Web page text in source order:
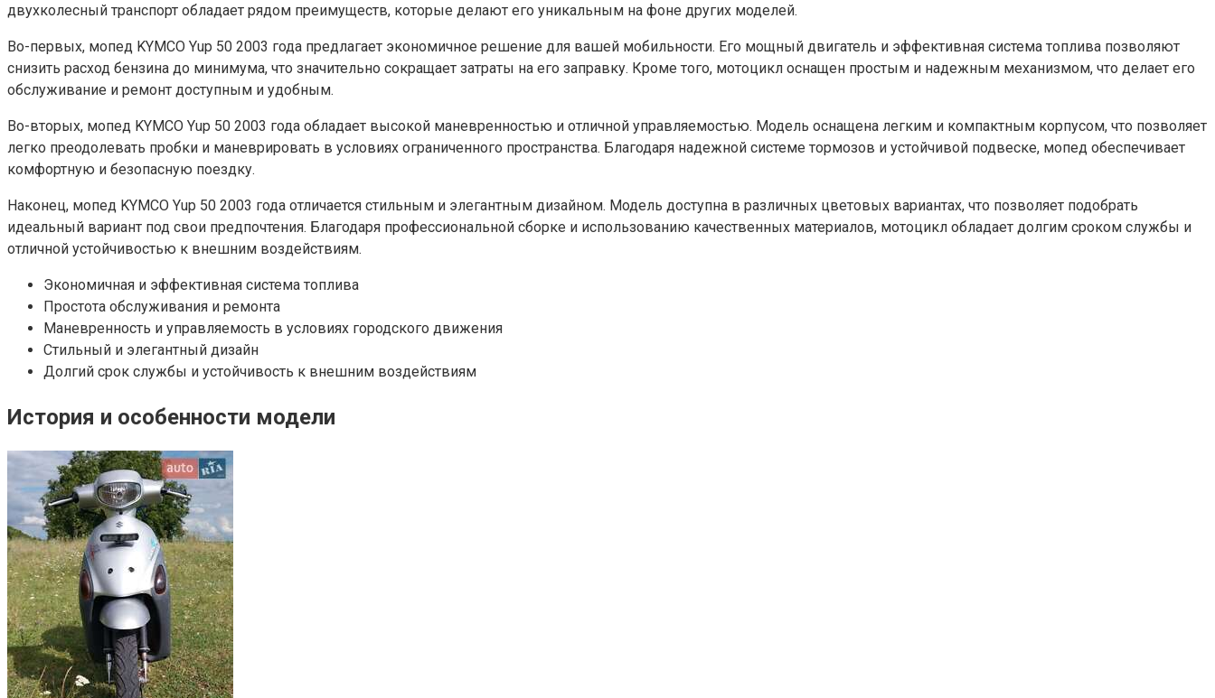
двухколесный транспорт обладает рядом преимуществ, которые делают его уникальным на фоне других моделей.
Во-первых, мопед KYMCO Yup 50 2003 года предлагает экономичное решение для вашей мобильности. Его мощный двигатель и эффективная система топлива позволяют
снизить расход бензина до минимума, что значительно сокращает затраты на его заправку. Кроме того, мотоцикл оснащен простым и надежным механизмом, что делает его
обслуживание и ремонт доступным и удобным.
Во-вторых, мопед KYMCO Yup 50 2003 года обладает высокой маневренностью и отличной управляемостью. Модель оснащена легким и компактным корпусом, что позволяет
легко преодолевать пробки и маневрировать в условиях ограниченного пространства. Благодаря надежной системе тормозов и устойчивой подвеске, мопед обеспечивает
комфортную и безопасную поездку.
Наконец, мопед KYMCO Yup 50 2003 года отличается стильным и элегантным дизайном. Модель доступна в различных цветовых вариантах, что позволяет подобрать
идеальный вариант под свои предпочтения. Благодаря профессиональной сборке и использованию качественных материалов, мотоцикл обладает долгим сроком службы и
отличной устойчивостью к внешним воздействиям.
Экономичная и эффективная система топлива
Простота обслуживания и ремонта
Маневренность и управляемость в условиях городского движения
Стильный и элегантный дизайн
Долгий срок службы и устойчивость к внешним воздействиям
История и особенности модели